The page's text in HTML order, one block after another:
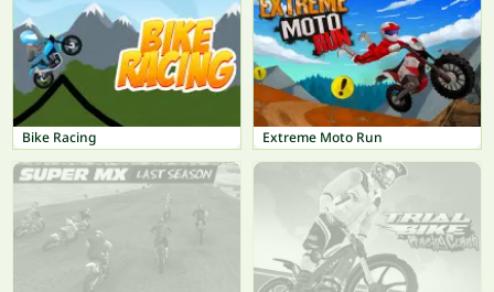
Bike Racing Extreme Moto Run